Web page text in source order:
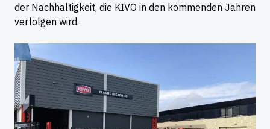
der Nachhaltigkeit, die KIVO in den kommenden Jahren
verfolgen wird.